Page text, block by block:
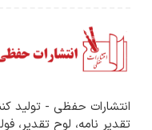
انتشارات حفظی - تولید
تقدیر نامه، لوح تقدیر،